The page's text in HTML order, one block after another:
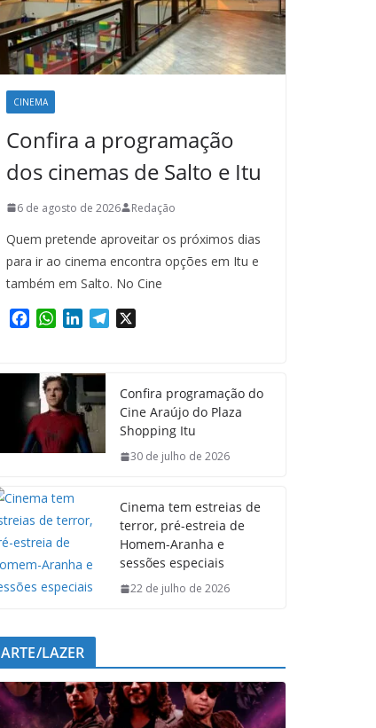
CINEMA
Confira a programação
dos cinemas de Salto e Itu
6 de agosto de 2026 Redação
Quem pretende aproveitar os próximos dias
para ir ao cinema encontra opções em Itu e
também em Salto. No Cine
e
b
o
o
k
W
t
s
A
p
p
k
e
d
I
n
m
Confira programação do
Cine Araújo do Plaza
Shopping Itu
30 de julho de 2026
Cinema tem estreias de
terror, pré-estreia de
Homem-Aranha e
sessões especiais
22 de julho de 2026
ARTE/LAZER